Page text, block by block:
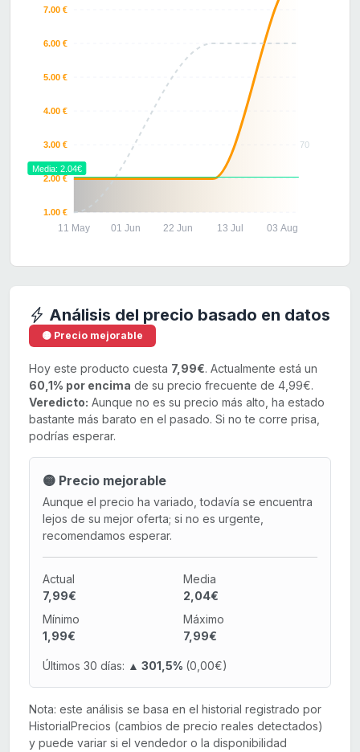
70
7.00 €
6.00 €
5.00 €
4.00 €
3.00 €
2.00 €
1.00 €
11 May 01 Jun 22 Jun 13 Jul 03 Aug
Media: 2.04€
Análisis del precio basado en datos
🟡 Precio mejorable
Hoy este producto cuesta 7,99€. Actualmente está un
60,1% por encima de su precio frecuente de 4,99€.
Veredicto: Aunque no es su precio más alto, ha estado
bastante más barato en el pasado. Si no te corre prisa,
podrías esperar.
🟡 Precio mejorable
Aunque el precio ha variado, todavía se encuentra
lejos de su mejor oferta; si no es urgente,
recomendamos esperar.
Actual
7,99€
Media
2,04€
Mínimo
1,99€
Máximo
7,99€
Últimos 30 días: ▲ 301,5% (0,00€)
Nota: este análisis se basa en el historial registrado por
HistorialPrecios (cambios de precio reales detectados)
y puede variar si el vendedor o la disponibilidad